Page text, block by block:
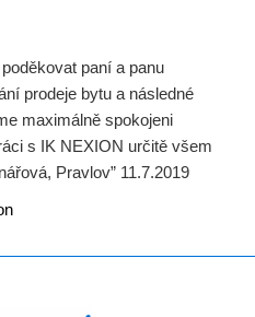
paní a panu
prodeje bytu a následné
maximálně spokojeni
s IK NEXION určitě všem
Pravlov” 11.7.2019